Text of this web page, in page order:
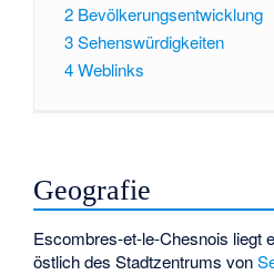
2 Bevölkerungsentwicklung
3Sehenswürdigkeiten
4Weblinks
Geografie
Escombres-et-le-Chesnois liegt
östlich des Stadtzentrums von